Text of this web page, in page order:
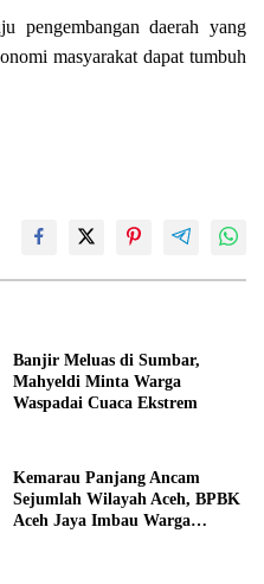
pengembangan daerah yang
masyarakat dapat tumbuh
Banjir Meluas di Sumbar,
Mahyeldi Minta Warga
Waspadai Cuaca Ekstrem
Kemarau Panjang Ancam
Sejumlah Wilayah Aceh, BPBK
Aceh Jaya Imbau Warga